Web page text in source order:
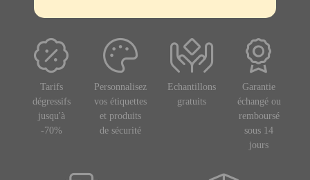
Tarifs
dégressifs
jusqu'à
-70%
Personnalisez
vos étiquettes
et produits
de sécurité
Echantillons
gratuits
Garantie
échangé ou
remboursé
sous 14
jours